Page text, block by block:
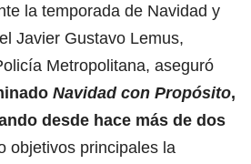
la temporada de Navidad y
Javier Gustavo Lemus,
Metropolitana, aseguró
Navidad con Propósito,
desde hace más de dos
objetivos principales la